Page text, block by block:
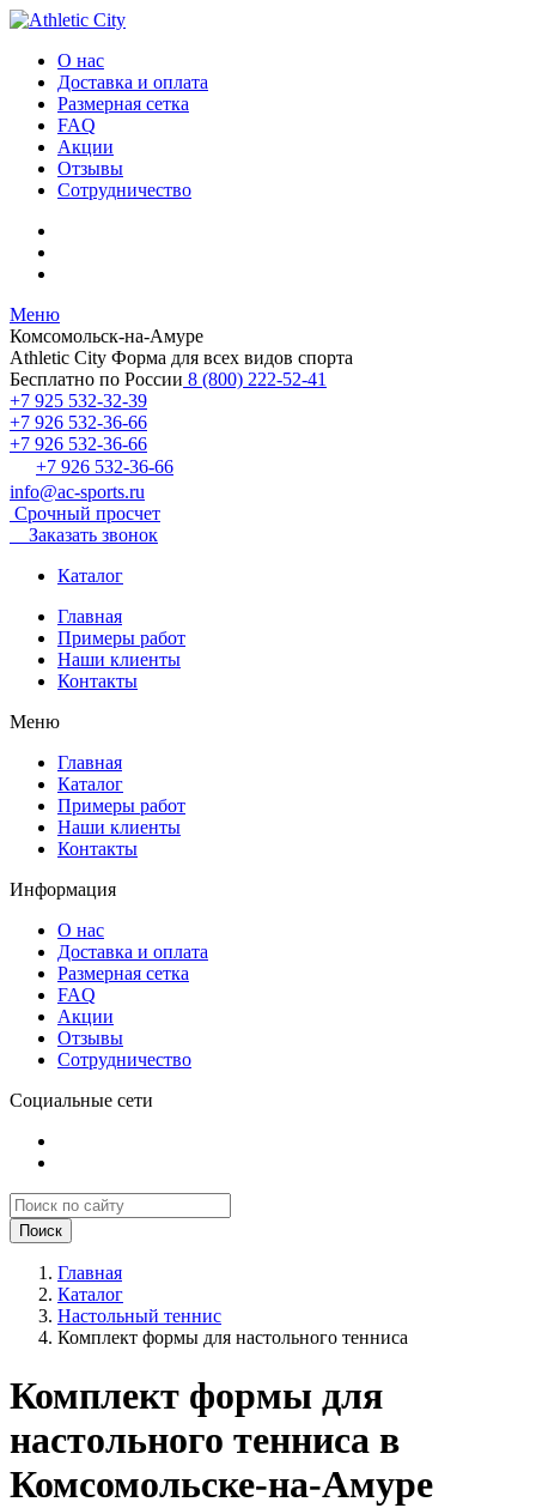
О нас
Доставка и оплата
Размерная сетка
FAQ
Акции
Отзывы
Сотрудничество
Меню
Комсомольск-на-Амуре
Athletic City Форма для всех видов спорта
Бесплатно по России 8 (800) 222-52-41
+7 925 532-32-39
+7 926 532-36-66
+7 926 532-36-66
+7 926 532-36-66
info@ac-sports.ru
Срочный просчет
Заказать звонок
Каталог
Главная
Примеры работ
Наши клиенты
Контакты
Меню
Главная
Каталог
Примеры работ
Наши клиенты
Контакты
Информация
О нас
Доставка и оплата
Размерная сетка
FAQ
Акции
Отзывы
Сотрудничество
Социальные сети
Поиск
Главная
Каталог
Настольный теннис
Комплект формы для настольного тенниса
Комплект формы для
настольного тенниса в
Комсомольске-на-Амуре